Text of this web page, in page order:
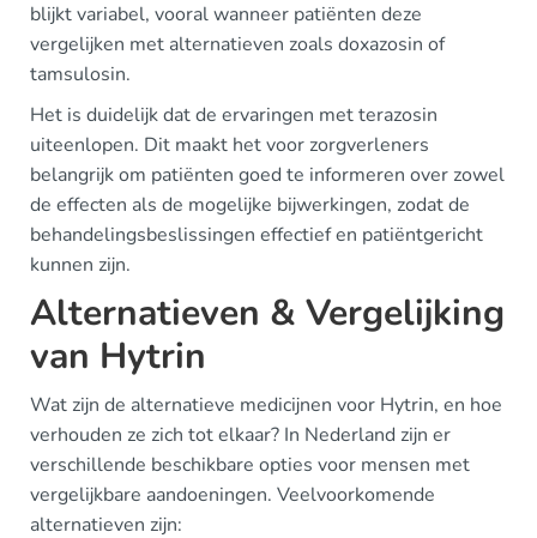
blijkt variabel, vooral wanneer patiënten deze
vergelijken met alternatieven zoals doxazosin of
tamsulosin.
Het is duidelijk dat de ervaringen met terazosin
uiteenlopen. Dit maakt het voor zorgverleners
belangrijk om patiënten goed te informeren over zowel
de effecten als de mogelijke bijwerkingen, zodat de
behandelingsbeslissingen effectief en patiëntgericht
kunnen zijn.
Alternatieven & Vergelijking
van Hytrin
Wat zijn de alternatieve medicijnen voor Hytrin, en hoe
verhouden ze zich tot elkaar? In Nederland zijn er
verschillende beschikbare opties voor mensen met
vergelijkbare aandoeningen. Veelvoorkomende
alternatieven zijn: